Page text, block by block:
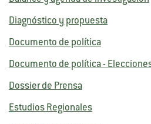
Diagnóstico y propuesta
Documento de política
Documento de política -
Dossier de Prensa
Estudios Regionales